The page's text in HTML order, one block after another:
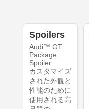
Spoilers
Audi™ GT
Package
Spoiler
カスタマイズ
された外観と
性能のために
使用される高